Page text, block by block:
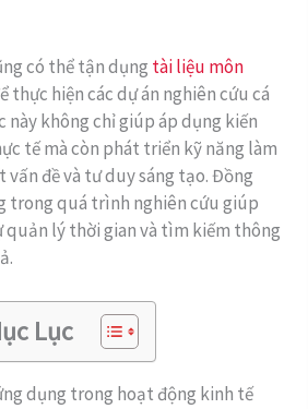
có thể tận dụng tài liệu môn
thực hiện các dự án nghiên cứu cá
này không chỉ giúp áp dụng kiến
tế mà còn phát triển kỹ năng làm
đề và tư duy sáng tạo. Đồng
trong quá trình nghiên cứu giúp
lý thời gian và tìm kiếm thông
Lục
dụng trong hoạt động kinh tế